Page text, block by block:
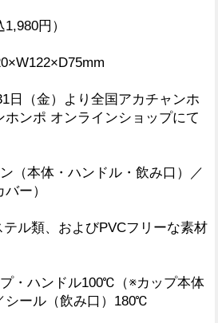
円）
日（金）より全国アカチャンホ
ホンポ オンラインショップにて
（本体・ハンドル・飲み口）／
ー）
ル類、およびPVCフリーな素材
・ハンドル100℃（※カップ本体
シール（飲み口）180℃